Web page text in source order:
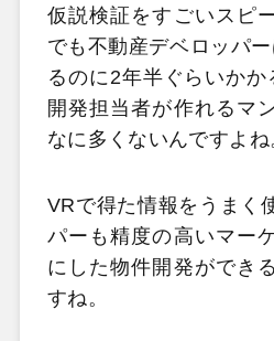
仮説検証をすごいスピ
でも不動産デベロッパ
るのに2年半ぐらいか
開発担当者が作れるマ
なに多くないんですよね
VRで得た情報をうまく
パーも精度の高いマー
にした物件開発ができ
すね。